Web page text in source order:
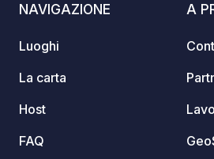
NAVIGAZIONE
Luoghi
La carta
Host
FAQ
A